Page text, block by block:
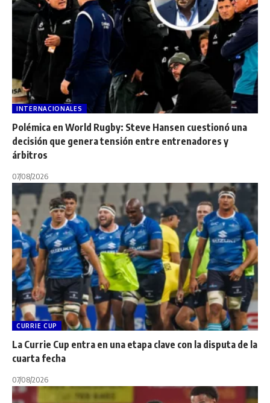
INTERNACIONALES
Polémica en World Rugby: Steve Hansen cuestionó una
decisión que genera tensión entre entrenadores y
árbitros
07/08/2026
CURRIE CUP
La Currie Cup entra en una etapa clave con la disputa de la
cuarta fecha
07/08/2026